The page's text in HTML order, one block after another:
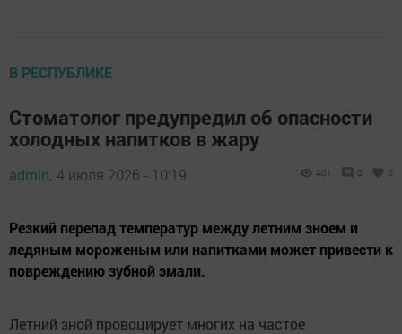
В РЕСПУБЛИКЕ
Стоматолог предупредил об опасности
холодных напитков в жару
admin, 4 июля 2026 - 10:19 401 0 0
Резкий перепад температур между летним зноем и
ледяным мороженым или напитками может привести к
повреждению зубной эмали.
Летний зной провоцирует многих на частое